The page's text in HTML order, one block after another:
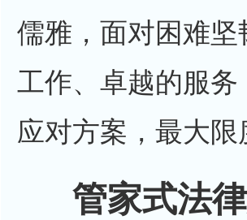
儒雅，面对困难
工作、卓越的服
应对方案，最大
管家式法